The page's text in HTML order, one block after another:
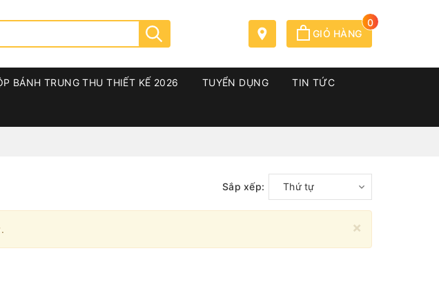
GIỎ HÀNG
0
BÁNH TRUNG THU THIẾT KẾ 2026 TUYỂN DỤNG TIN TỨC
Sắp xếp: Thứ tự
×